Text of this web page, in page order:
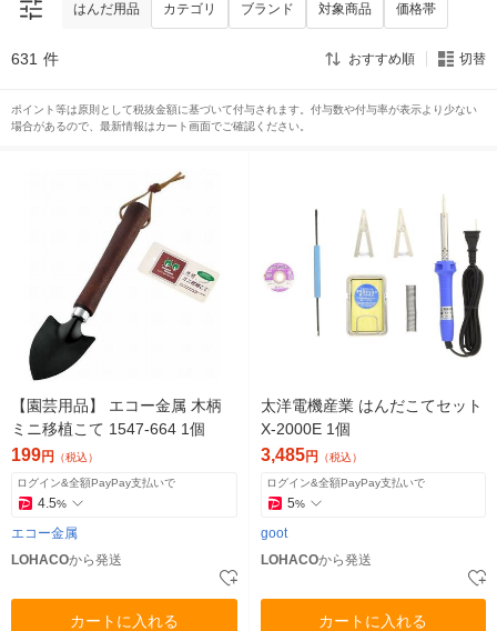
はんだ用品 カテゴリ ブランド 対象商品 価格帯
631 件 おすすめ順 切替
ポイント等は原則として税抜金額に基づいて付与されます。付与数や付与率が表示より少ない
場合があるので、最新情報はカート画面でご確認ください。
【園芸用品】 エコー金属 木柄
ミニ移植こて 1547-664 1個
199円 （税込）
ログイン&全額PayPay支払いで
4.5%
エコー金属
LOHACOから発送
カートに入れる
太洋電機産業 はんだこてセット
X-2000E 1個
3,485円 （税込）
ログイン&全額PayPay支払いで
5%
goot
LOHACOから発送
カートに入れる